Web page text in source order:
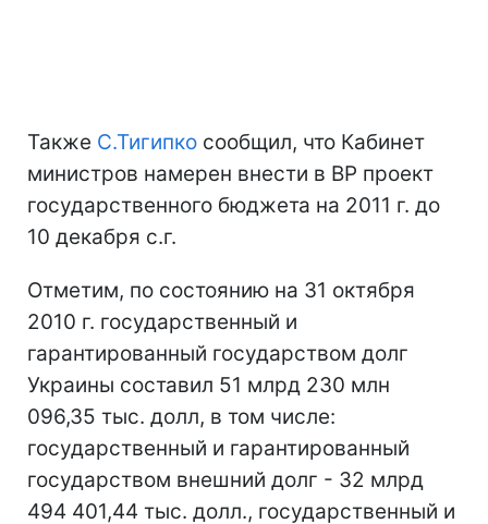
Также С.Тигипко сообщил, что Кабинет
министров намерен внести в ВР проект
государственного бюджета на 2011 г. до
10 декабря с.г.
Отметим, по состоянию на 31 октября
2010 г. государственный и
гарантированный государством долг
Украины составил 51 млрд 230 млн
096,35 тыс. долл, в том числе:
государственный и гарантированный
государством внешний долг - 32 млрд
494 401,44 тыс. долл., государственный и